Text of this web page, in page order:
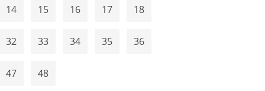
14 15 16 17 18
32 33 34 35 36
47 48